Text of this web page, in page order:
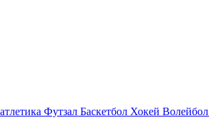
Футзал Баскетбол Хокей Волейбол